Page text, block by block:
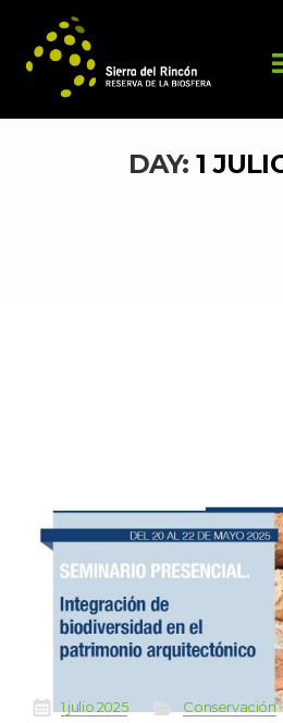
DAY: 1
1 julio 2025 Conservación